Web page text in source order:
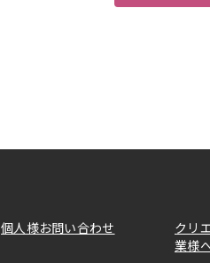
個人様お問い合わせ
クリ
業様